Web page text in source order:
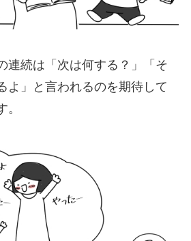
連続は「次は何する？」「そ
よ」と言われるのを期待して